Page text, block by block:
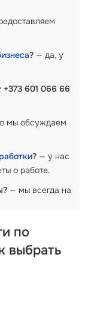
? — да, у
+373 601 066 66
мы обсуждаем
? — у нас
о работе.
— мы всегда на
по
выбрать